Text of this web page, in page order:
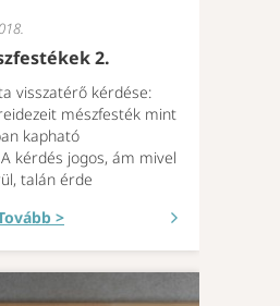
2.
visszatérő kérdése:
mészfesték mint
kapható
kérdés jogos, ám mivel
talán érde
>